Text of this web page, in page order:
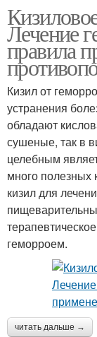
Лечение
правила
Кизил от
устранения
обладают
сушеные, так в
целебным
много полезных
кизил для
геморроем.
читать дальше →